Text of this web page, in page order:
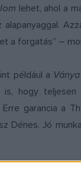
lehet, ahol a
a forgatás” –
például a
hogy
garancia a
Dénes. Jó